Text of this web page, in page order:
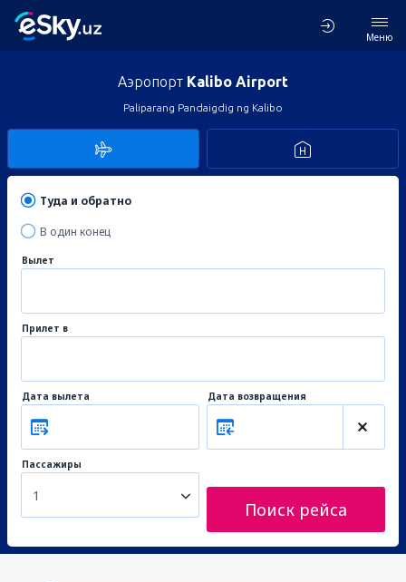
Меню
Аэропорт Kalibo Airport
Paliparang Pandaigdig ng Kalibo
Туда и обратно
В один конец
Вылет
Прилет в
Дата вылета Дата возвращения
Пассажиры
1
Поиск рейса